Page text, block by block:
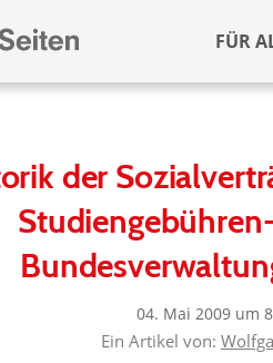
FÜR
der
04. Mai 2009 um
Ein Artikel von: